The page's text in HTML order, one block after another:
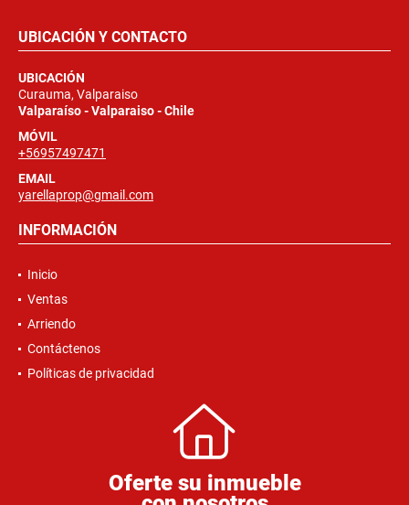
UBICACIÓN Y CONTACTO
UBICACIÓN
Curauma, Valparaiso
Valparaíso - Valparaiso - Chile
MÓVIL
+56957497471
EMAIL
yarellaprop@gmail.com
INFORMACIÓN
Inicio
Ventas
Arriendo
Contáctenos
Políticas de privacidad
Oferte su inmueble